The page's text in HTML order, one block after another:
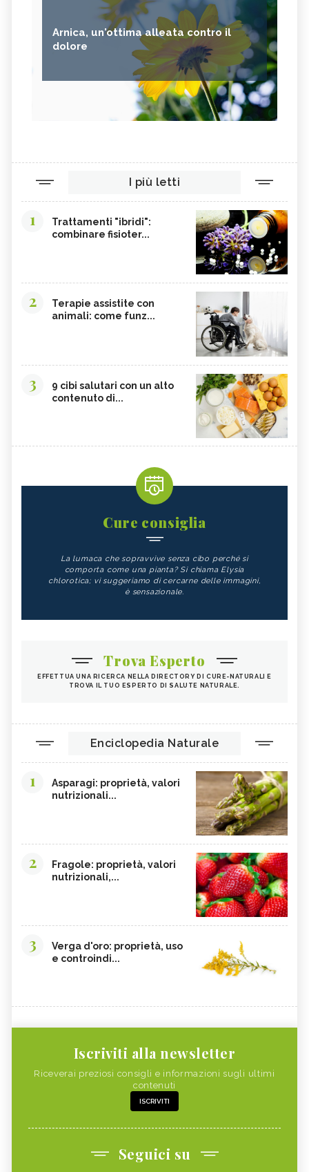
Arnica, un'ottima alleata contro il
dolore
I più letti
1
Trattamenti "ibridi":
combinare fisioter...
2
Terapie assistite con
animali: come funz...
3
9 cibi salutari con un alto
contenuto di...
Cure consiglia
La lumaca che sopravvive senza cibo perché si
comporta come una pianta? Si chiama Elysia
chlorotica; vi suggeriamo di cercarne delle immagini,
è sensazionale.
Trova Esperto
EFFETTUA UNA RICERCA NELLA DIRECTORY DI CURE-NATURALI E
TROVA IL TUO ESPERTO DI SALUTE NATURALE.
Enciclopedia Naturale
1
Asparagi: proprietà, valori
nutrizionali...
2
Fragole: proprietà, valori
nutrizionali,...
3
Verga d'oro: proprietà, uso
e controindi...
Iscriviti alla newsletter
Riceverai preziosi consigli e informazioni sugli ultimi
contenuti
ISCRIVITI
Seguici su